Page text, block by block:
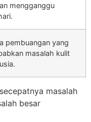
mengganggu
pembuangan yang
masalah kulit
masalah
besar